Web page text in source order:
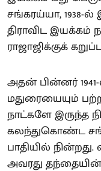
சங்கரய்யா, 1938-ல்
திராவிட இயக்கம்
ராஜாஜிக்குக்
அதன் பின்னர்
மதுரையையும்
நாட்களே இருந்த
கலந்துகொண்ட
பாதியில்
அவரது தந்தையின்